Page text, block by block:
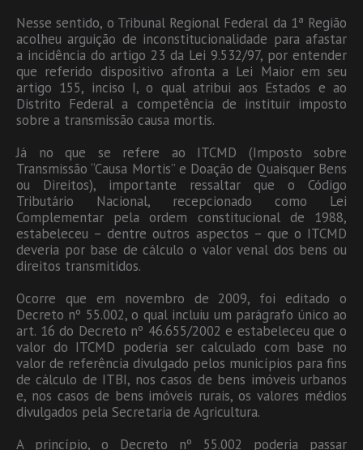
Nesse sentido, o Tribunal Regional Federal da 1ª Região
acolheu arguição de inconstitucionalidade para afastar
a incidência do artigo 23 da Lei 9.532/97, por entender
que referido dispositivo afronta a Lei Maior em seu
artigo 155, inciso I, o qual atribui aos Estados e ao
Distrito Federal a competência de instituir imposto
sobre a transmissão causa mortis.
Já no que se refere ao ITCMD (Imposto sobre
Transmissão “Causa Mortis” e Doação de Quaisquer Bens
ou Direitos), importante ressaltar que o Código
Tributário Nacional, recepcionado como Lei
Complementar pela ordem constitucional de 1988,
estabeleceu – dentre outros aspectos – que o ITCMD
deveria por base de cálculo o valor venal dos bens ou
direitos transmitidos.
Ocorre que em novembro de 2009, foi editado o
Decreto nº 55.002, o qual incluiu um parágrafo único ao
art. 16 do Decreto nº 46.655/2002 e estabeleceu que o
valor do ITCMD poderia ser calculado com base no
valor de referência divulgado pelos municípios para fins
de cálculo de ITBI, nos casos de bens imóveis urbanos
e, nos casos de bens imóveis rurais, os valores médios
divulgados pela Secretaria de Agricultura.
A princípio, o Decreto nº 55.002 poderia passar